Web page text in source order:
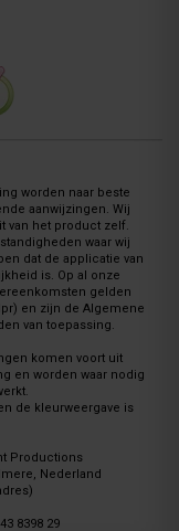
worden naar beste
aanwijzingen. Wij
van het product zelf.
waar wij
dat de applicatie van
is. Op al onze
gelden
en zijn de Algemene
van toepassing.
komen voort uit
en worden waar nodig
de kleurweergave is
Productions
Nederland
8398 29